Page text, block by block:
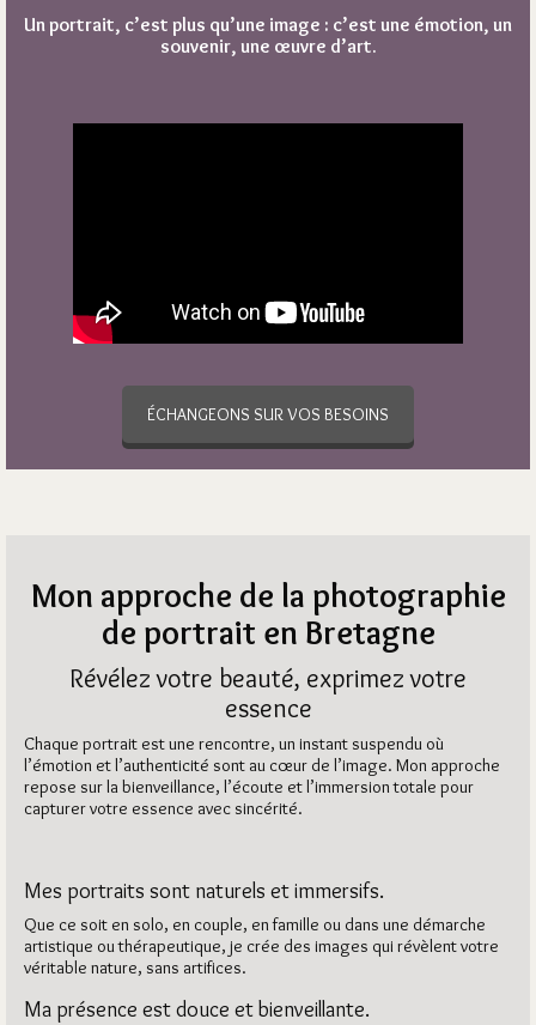
Un portrait, c’est plus qu’une image : c’est une émotion, un
souvenir, une œuvre d’art.
ÉCHANGEONS SUR VOS BESOINS
Mon approche de la photographie
de portrait en Bretagne
Révélez votre beauté, exprimez votre
essence
Chaque portrait est une rencontre, un instant suspendu où
l’émotion et l’authenticité sont au cœur de l’image. Mon approche
repose sur la bienveillance, l’écoute et l’immersion totale pour
capturer votre essence avec sincérité.
Mes portraits sont naturels et immersifs.
Que ce soit en solo, en couple, en famille ou dans une démarche
artistique ou thérapeutique, je crée des images qui révèlent votre
véritable nature, sans artifices.
Ma présence est douce et bienveillante.